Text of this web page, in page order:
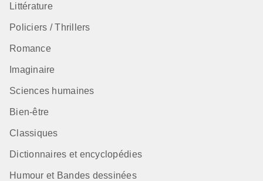
Littérature
Policiers / Thrillers
Romance
Imaginaire
Sciences humaines
Bien-être
Classiques
Dictionnaires et encyclopédies
Humour et Bandes dessinées